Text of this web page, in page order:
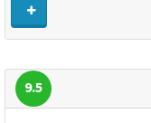
9.5